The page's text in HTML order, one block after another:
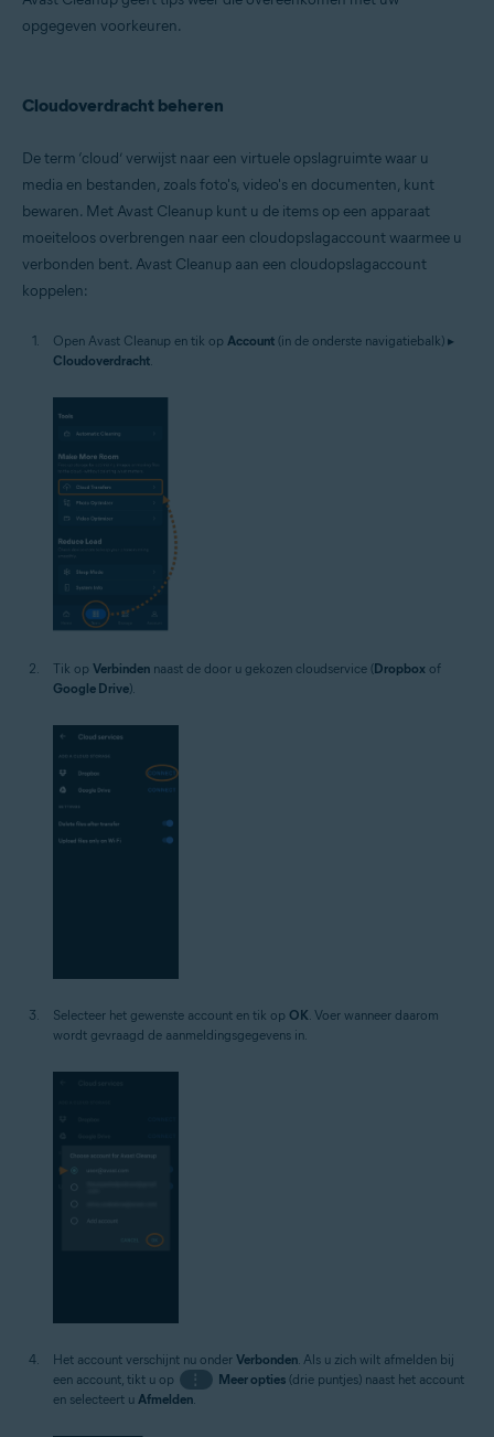
opgegeven voorkeuren.
Cloudoverdracht beheren
De term ‘cloud’ verwijst naar een virtuele opslagruimte waar u
media en bestanden, zoals foto's, video's en documenten, kunt
bewaren. Met Avast Cleanup kunt u de items op een apparaat
moeiteloos overbrengen naar een cloudopslagaccount waarmee u
verbonden bent. Avast Cleanup aan een cloudopslagaccount
koppelen:
Open Avast Cleanup en tik op Account (in de onderste navigatiebalk) ▸
Cloudoverdracht
Tik op Verbinden naast de door u gekozen cloudservice (Dropbox of
Google Drive).
Selecteer het gewenste account en tik op OK . Voer wanneer daarom
wordt gevraagd de aanmeldingsgegevens in.
Het account verschijnt nu onder Verbonden . Als u zich wilt afmelden bij
een account, tikt u op
⋮ Meer opties(drie puntjes) naast het account
en selecteert u Afmelden